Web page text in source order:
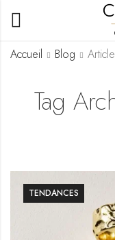
Tag
Accueil Blog
TENDANCES